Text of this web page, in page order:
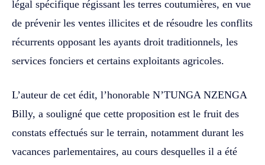
légal spécifique régissant les terres coutumières, en vue
de prévenir les ventes illicites et de résoudre les conflits
récurrents opposant les ayants droit traditionnels, les
services fonciers et certains exploitants agricoles.
L’auteur de cet édit, l’honorable N’TUNGA NZENGA
Billy, a souligné que cette proposition est le fruit des
constats effectués sur le terrain, notamment durant les
vacances parlementaires, au cours desquelles il a été